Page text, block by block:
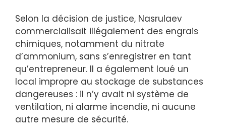
Selon la décision de justice, Nasrulaev
commercialisait illégalement des engrais
chimiques, notamment du nitrate
d’ammonium, sans s’enregistrer en tant
qu’entrepreneur. Il a également loué un
local impropre au stockage de substances
dangereuses : il n’y avait ni système de
ventilation, ni alarme incendie, ni aucune
autre mesure de sécurité.